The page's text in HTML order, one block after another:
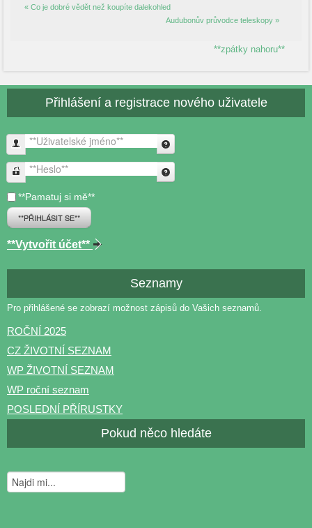
« Co je dobré vědět než koupíte dalekohled
Audubonův průvodce teleskopy »
**zpátky nahoru**
Přihlášení a registrace nového uživatele
**Uživatelské jméno**
**Heslo**
**Pamatuj si mě**
**PŘIHLÁSIT SE**
**Vytvořit účet**
Seznamy
Pro přihlášené se zobrazí možnost zápisů do Vašich seznamů.
ROČNÍ 2025
CZ ŽIVOTNÍ SEZNAM
WP ŽIVOTNÍ SEZNAM
WP roční seznam
POSLEDNÍ PŘÍRUSTKY
Pokud něco hledáte